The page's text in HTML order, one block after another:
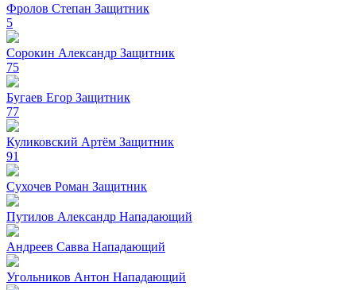
Фролов Степан Защитник
5
Сорокин Александр Защитник
75
Бугаев Егор Защитник
77
Куликовский Артём Защитник
91
Сухочев Роман Защитник
Путилов Александр Нападающий
Андреев Савва Нападающий
Угольников Антон Нападающий